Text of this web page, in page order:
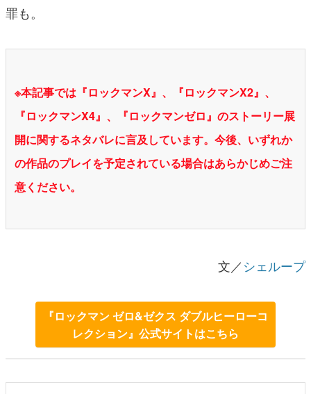
罪も。
※本記事では『ロックマンX』、『ロックマンX2』、
『ロックマンX4』、『ロックマンゼロ』のストーリー展
開に関するネタバレに言及しています。今後、いずれか
の作品のプレイを予定されている場合はあらかじめご注
意ください。
文／シェループ
『ロックマン ゼロ&ゼクス ダブルヒーローコ
レクション』公式サイトはこちら